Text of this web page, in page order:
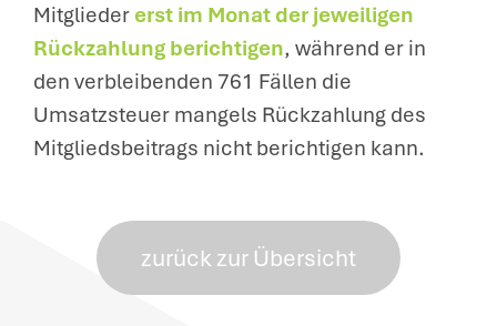
Mitglieder erst im Monat der jeweiligen
Rückzahlung berichtigen, während er in
den verbleibenden 761 Fällen die
Umsatzsteuer mangels Rückzahlung des
Mitgliedsbeitrags nicht berichtigen kann.
zurück zur Übersicht